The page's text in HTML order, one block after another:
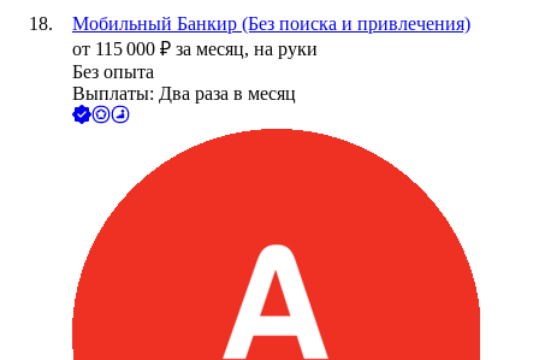
Мобильный Банкир (Без поиска и привлечения)
от 115 000 ₽ за месяц, на руки
Без опыта
Выплаты: Два раза в месяц